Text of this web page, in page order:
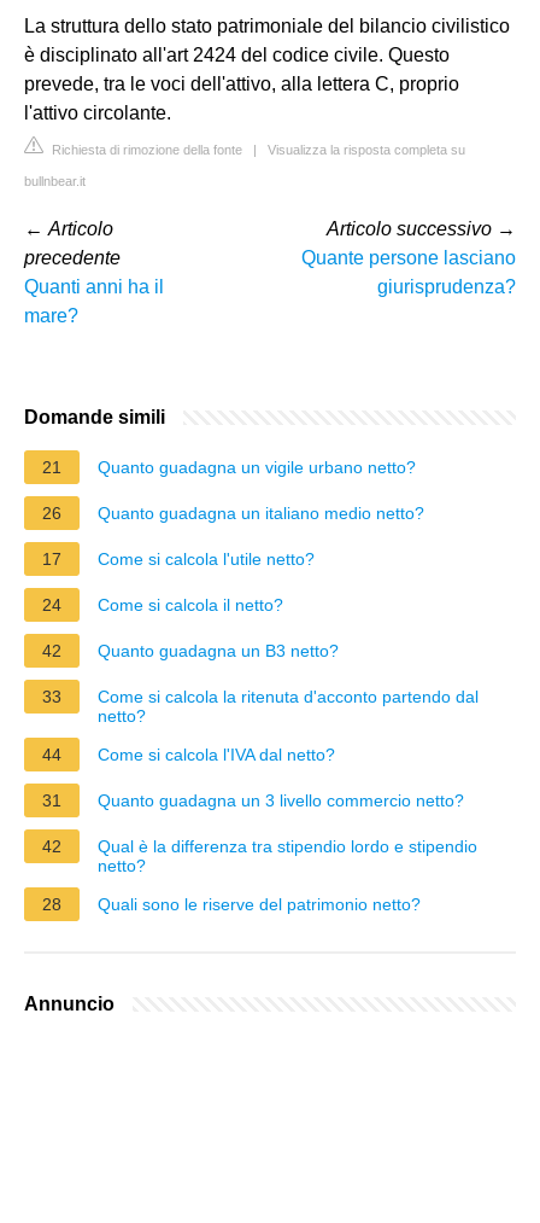
La struttura dello stato patrimoniale del bilancio civilistico
è disciplinato all'art 2424 del codice civile. Questo
prevede, tra le voci dell'attivo, alla lettera C, proprio
l'attivo circolante.
Richiesta di rimozione della fonte | Visualizza la risposta completa su
bullnbear.it
← Articolo
precedente
Quanti anni ha il
mare?
Articolo successivo →
Quante persone lasciano
giurisprudenza?
Domande simili
21 Quanto guadagna un vigile urbano netto?
26 Quanto guadagna un italiano medio netto?
17 Come si calcola l'utile netto?
24 Come si calcola il netto?
42 Quanto guadagna un B3 netto?
33
Come si calcola la ritenuta d'acconto partendo dal
netto?
44
Come si calcola l'IVA dal netto?
31 Quanto guadagna un 3 livello commercio netto?
42
Qual è la differenza tra stipendio lordo e stipendio
netto?
28
Quali sono le riserve del patrimonio netto?
Annuncio